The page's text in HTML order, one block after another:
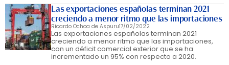
Las exportaciones españolas terminan 2021
creciendo a menor ritmo que las importaciones
Ricardo Ochoa de Aspuru17/02/2022
Las exportaciones españolas terminan 2021
creciendo a menor ritmo que las importaciones,
con un déficit comercial exterior que se ha
incrementado un 95% con respecto a 2020.